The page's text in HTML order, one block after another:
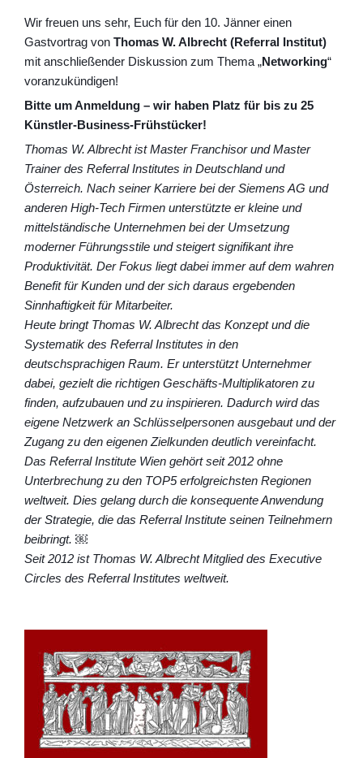
Wir freuen uns sehr, Euch für den 10. Jänner einen
Gastvortrag von Thomas W. Albrecht (Referral Institut)
mit anschließender Diskussion zum Thema „Networking“
voranzukündigen!
Bitte um Anmeldung – wir haben Platz für bis zu 25
Künstler-Business-Frühstücker!
Thomas W. Albrecht ist Master Franchisor und Master
Trainer des Referral Institutes in Deutschland und
Österreich. Nach seiner Karriere bei der Siemens AG und
anderen High-Tech Firmen unterstützte er kleine und
mittelständische Unternehmen bei der Umsetzung
moderner Führungsstile und steigert signifikant ihre
Produktivität. Der Fokus liegt dabei immer auf dem wahren
Benefit für Kunden und der sich daraus ergebenden
Sinnhaftigkeit für Mitarbeiter.
Heute bringt Thomas W. Albrecht das Konzept und die
Systematik des Referral Institutes in den
deutschsprachigen Raum. Er unterstützt Unternehmer
dabei, gezielt die richtigen Geschäfts-Multiplikatoren zu
finden, aufzubauen und zu inspirieren. Dadurch wird das
eigene Netzwerk an Schlüsselpersonen ausgebaut und der
Zugang zu den eigenen Zielkunden deutlich vereinfacht.
Das Referral Institute Wien gehört seit 2012 ohne
Unterbrechung zu den TOP5 erfolgreichsten Regionen
weltweit. Dies gelang durch die konsequente Anwendung
der Strategie, die das Referral Institute seinen Teilnehmern
beibringt. ￼
Seit 2012 ist Thomas W. Albrecht Mitglied des Executive
Circles des Referral Institutes weltweit.